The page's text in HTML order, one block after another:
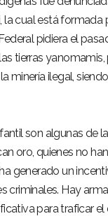
cual está formada
pidiera el
tierras
ilegal,
son algunas de
oro, quienes no
generado un
criminales. Hay
para traficar